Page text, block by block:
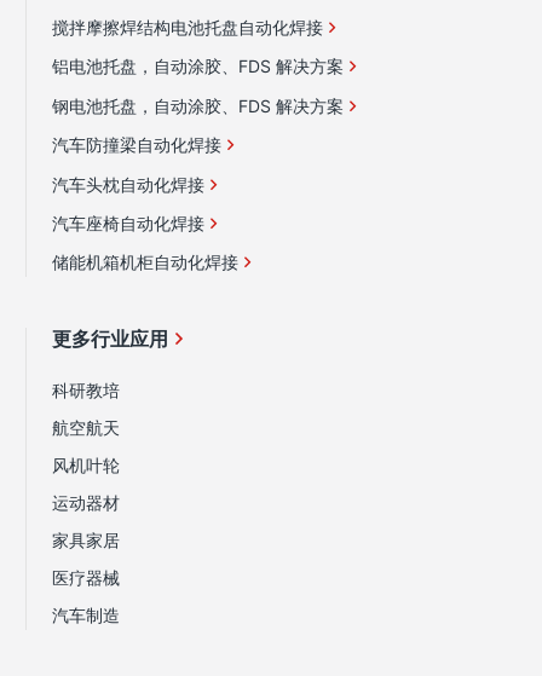
搅拌摩擦焊结构电池托盘自动化焊接
铝电池托盘，自动涂胶、FDS 解决方案
钢电池托盘，自动涂胶、FDS 解决方案
汽车防撞梁自动化焊接
汽车头枕自动化焊接
汽车座椅自动化焊接
储能机箱机柜自动化焊接
更多行业应用
科研教培
航空航天
风机叶轮
运动器材
家具家居
医疗器械
汽车制造